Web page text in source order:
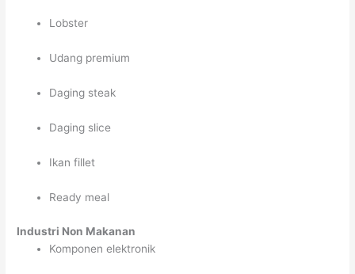
Lobster
Udang premium
Daging steak
Daging slice
Ikan fillet
Ready meal
Industri Non Makanan
Komponen elektronik